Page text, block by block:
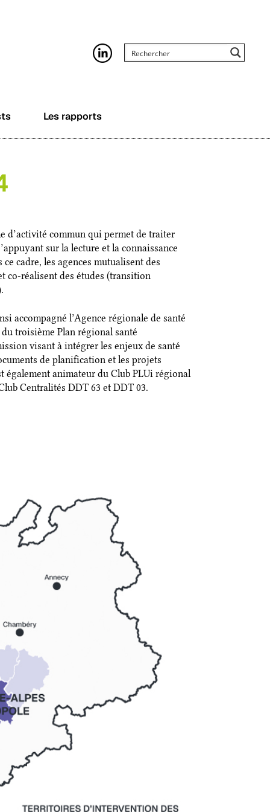
Les rapports
d’activité commun qui permet de traiter
sur la lecture et la connaissance
cadre, les agences mutualisent des
co-réalisent des études (transition
accompagné l’Agence régionale de santé
troisième Plan régional santé
visant à intégrer les enjeux de santé
de planification et les projets
également animateur du Club PLUi régional
Centralités DDT 63 et DDT 03.